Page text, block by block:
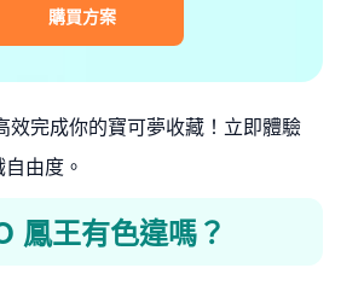
購買方案
效完成你的寶可夢收藏！立即體驗
由度。
鳳王有色違嗎？